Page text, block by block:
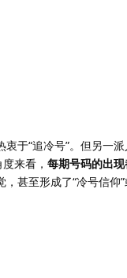
于“追冷号”。但另一
来看， 每期号码的出
甚至形成了“冷号信仰”